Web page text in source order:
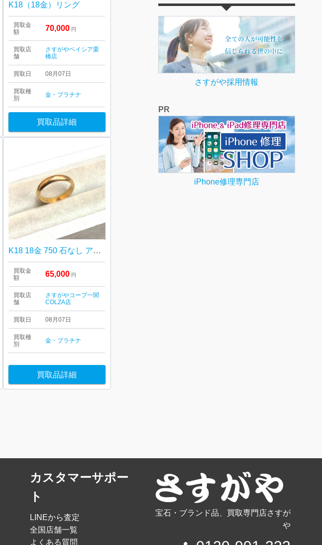
K18（18金）リング
買取金
額
70,000 円
買取店
舗
さすがやベイシア栗
橋店
買取日 08月07日
買取種
別
金・プラチナ
買取品詳細
K18 18金 750 石なし アクセサリー リング 貴金属
買取金
額
65,000 円
買取店
舗
さすがやコープ一関
COLZA店
買取日 08月07日
買取種
別
金・プラチナ
買取品詳細
さすがや採用情報
PR
iPhone修理専門店
カスタマーサポー
ト
LINEから査定
全国店舗一覧
よくある質問
宝石・ブランド品、買取専門店さすが
や